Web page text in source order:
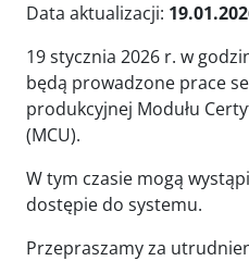
Data aktualizacji:
19 stycznia 2026 r. w
będą prowadzone prace
produkcyjnej Modułu
(MCU).
W tym czasie mogą
dostępie do systemu.
Przepraszamy za